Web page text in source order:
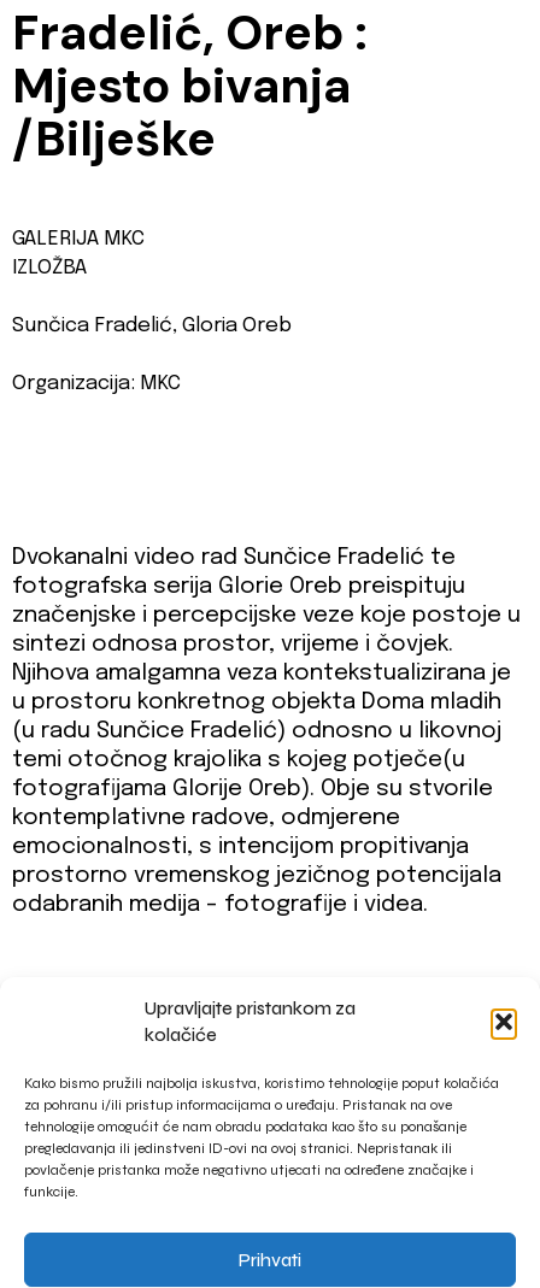
Upravljajte pristankom za
kolačiće
Kako bismo pružili najbolja iskustva, koristimo tehnologije poput kolačića
za pohranu i/ili pristup informacijama o uređaju. Pristanak na ove
tehnologije omogućit će nam obradu podataka kao što su ponašanje
pregledavanja ili jedinstveni ID-ovi na ovoj stranici. Nepristanak ili
povlačenje pristanka može negativno utjecati na određene značajke i
funkcije.
Prihvati
Fradelić, Oreb :
Mjesto bivanja
/Bilješke
GALERIJA MKC
IZLOŽBA
Sunčica Fradelić, Gloria Oreb
Organizacija: MKC
Dvokanalni video rad Sunčice Fradelić te
fotografska serija Glorie Oreb preispituju
značenjske i percepcijske veze koje postoje u
sintezi odnosa prostor, vrijeme i čovjek.
Njihova amalgamna veza kontekstualizirana je
u prostoru konkretnog objekta Doma mladih
(u radu Sunčice Fradelić) odnosno u likovnoj
temi otočnog krajolika s kojeg potječe(u
fotografijama Glorije Oreb). Obje su stvorile
kontemplativne radove, odmjerene
emocionalnosti, s intencijom propitivanja
prostorno vremenskog jezičnog potencijala
odabranih medija - fotografije i videa.
impressum
privacy policy